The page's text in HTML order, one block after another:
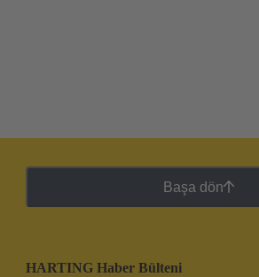
Başa dön
HARTING Haber Bülteni